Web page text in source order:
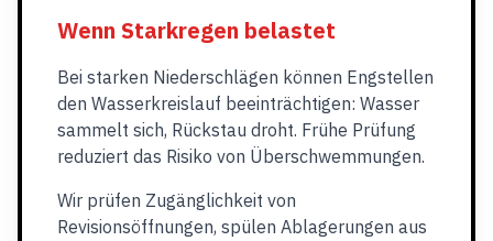
Wenn Starkregen belastet
Bei starken Niederschlägen können Engstellen
den Wasserkreislauf beeinträchtigen: Wasser
sammelt sich, Rückstau droht. Frühe Prüfung
reduziert das Risiko von Überschwemmungen.
Wir prüfen Zugänglichkeit von
Revisionsöffnungen, spülen Ablagerungen aus